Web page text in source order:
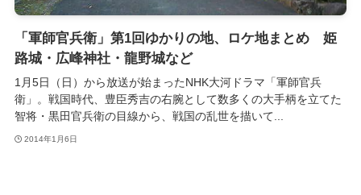
「軍師官兵衛」第1回ゆかりの地、ロケ地まとめ 姫
路城・広峰神社・龍野城など
1月5日（日）から放送が始まったNHK大河ドラマ「軍師官兵
衛」。戦国時代、豊臣秀吉の右腕として数多くの大手柄を立てた
智将・黒田官兵衛の目線から、戦国の乱世を描いて...
2014年1月6日